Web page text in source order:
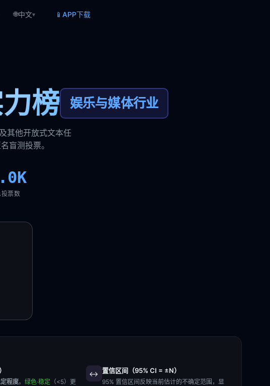
🌐中文▾ 📱 APP下载
榜 娱乐与媒体行业
其他开放式文本任
盲测投票。
投票数
程度。 绿色·稳定 （<5）更
↔️ 置信区间（95% CI = ±N）
95% 置信区间反映当前估计的不确定范围，显